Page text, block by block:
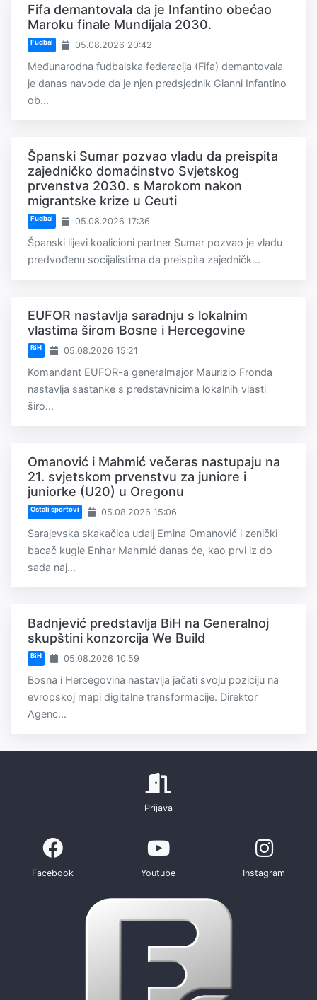
Fifa demantovala da je Infantino obećao
Maroku finale Mundijala 2030.
Fudbal 05.08.2026 20:42
Međunarodna fudbalska federacija (Fifa) demantovala
je danas navode da je njen predsjednik Gianni Infantino
ob...
Španski Sumar pozvao vladu da preispita
zajedničko domaćinstvo Svjetskog
prvenstva 2030. s Marokom nakon
migrantske krize u Ceuti
Fudbal 05.08.2026 17:36
Španski lijevi koalicioni partner Sumar pozvao je vladu
predvođenu socijalistima da preispita zajedničk...
EUFOR nastavlja saradnju s lokalnim
vlastima širom Bosne i Hercegovine
BiH 05.08.2026 15:21
Komandant EUFOR-a generalmajor Maurizio Fronda
nastavlja sastanke s predstavnicima lokalnih vlasti
širo...
Omanović i Mahmić večeras nastupaju na
21. svjetskom prvenstvu za juniore i
juniorke (U20) u Oregonu
Ostali sportovi 05.08.2026 15:06
Sarajevska skakačica udalj Emina Omanović i zenički
bacač kugle Enhar Mahmić danas će, kao prvi iz do
sada naj...
Badnjević predstavlja BiH na Generalnoj
skupštini konzorcija We Build
BiH 05.08.2026 10:59
Bosna i Hercegovina nastavlja jačati svoju poziciju na
evropskoj mapi digitalne transformacije. Direktor
Agenc...
Prijava
Facebook Youtube Instagram